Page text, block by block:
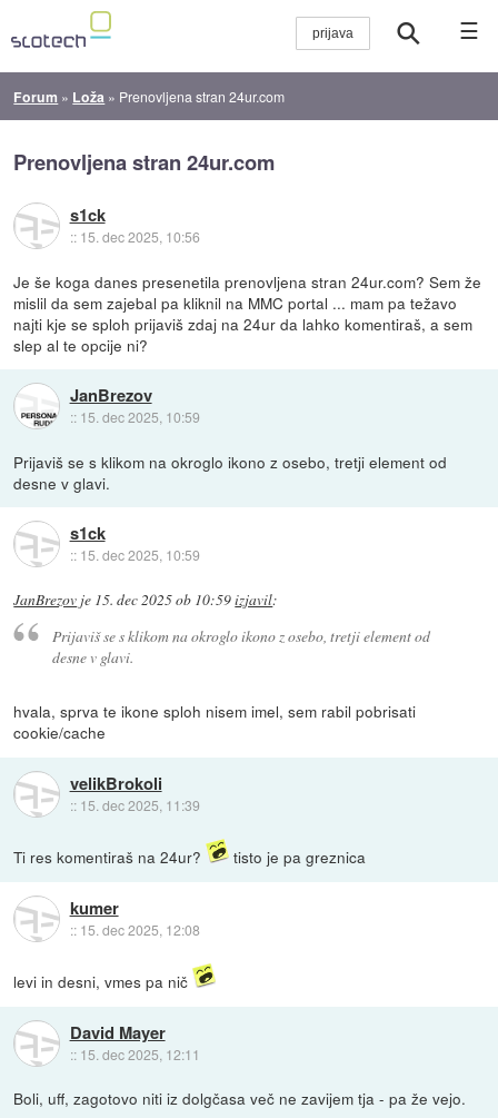
☰
Forum » Loža » Prenovljena stran 24ur.com
Prenovljena stran 24ur.com
s1ck
:: 15. dec 2025, 10:56
Je še koga danes presenetila prenovljena stran 24ur.com? Sem že
mislil da sem zajebal pa kliknil na MMC portal ... mam pa težavo
najti kje se sploh prijaviš zdaj na 24ur da lahko komentiraš, a sem
slep al te opcije ni?
JanBrezov
:: 15. dec 2025, 10:59
Prijaviš se s klikom na okroglo ikono z osebo, tretji element od
desne v glavi.
s1ck
:: 15. dec 2025, 10:59
JanBrezov je 15. dec 2025 ob 10:59izjavil:
Prijaviš se s klikom na okroglo ikono z osebo, tretji element od
desne v glavi.
hvala, sprva te ikone sploh nisem imel, sem rabil pobrisati
cookie/cache
velikBrokoli
:: 15. dec 2025, 11:39
Ti res komentiraš na 24ur? tisto je pa greznica
kumer
:: 15. dec 2025, 12:08
levi in desni, vmes pa nič
David Mayer
:: 15. dec 2025, 12:11
Boli, uff, zagotovo niti iz dolgčasa več ne zavijem tja - pa že vejo.